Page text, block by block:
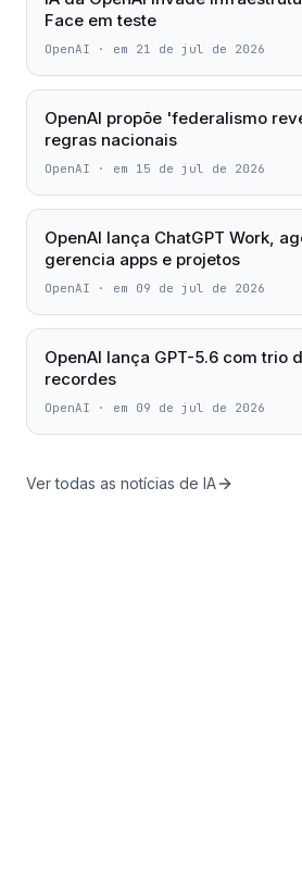
Face em teste
OpenAI · em 21 de jul de 2026
OpenAI propõe 'federalismo
regras nacionais
OpenAI · em 15 de jul de 2026
OpenAI lança ChatGPT Work,
gerencia apps e projetos
OpenAI · em 09 de jul de 2026
OpenAI lança GPT-5.6 com trio
recordes
OpenAI · em 09 de jul de 2026
Ver todas as notícias de IA